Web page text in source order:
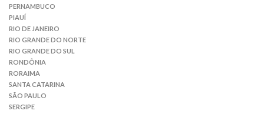
PERNAMBUCO
PIAUÍ
RIO DE JANEIRO
RIO GRANDE DO NORTE
RIO GRANDE DO SUL
RONDÔNIA
RORAIMA
SANTA CATARINA
SÃO PAULO
SERGIPE